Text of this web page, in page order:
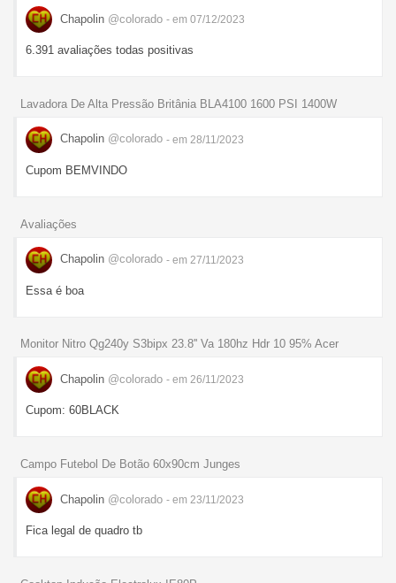
Chapolin @colorado - em 07/12/2023
6.391 avaliações todas positivas
Lavadora De Alta Pressão Britânia BLA4100 1600 PSI 1400W
Chapolin @colorado - em 28/11/2023
Cupom BEMVINDO
Avaliações
Chapolin @colorado - em 27/11/2023
Essa é boa
Monitor Nitro Qg240y S3bipx 23.8'' Va 180hz Hdr 10 95% Acer
Chapolin @colorado - em 26/11/2023
Cupom: 60BLACK
Campo Futebol De Botão 60x90cm Junges
Chapolin @colorado - em 23/11/2023
Fica legal de quadro tb